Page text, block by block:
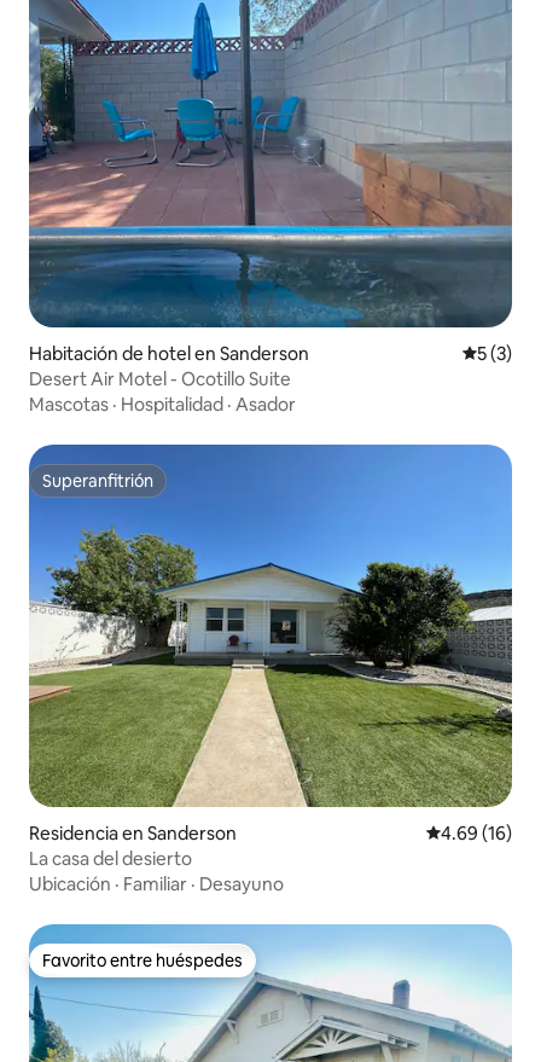
Habitación de hotel en Sanderson
5 (3)
Desert Air Motel - Ocotillo Suite
Mascotas · Hospitalidad · Asador
Superanfitrión
Superanfitrión
Residencia en Sanderson Calificación
4.69 (16)
La casa del desierto
Ubicación · Familiar · Desayuno
Favorito entre huéspedes
Favorito entre huéspedes